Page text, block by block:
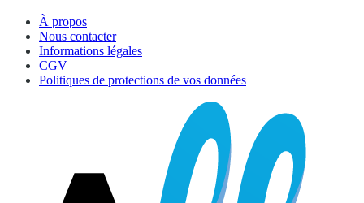
À propos
Nous contacter
Informations légales
CGV
Politiques de protections de vos données